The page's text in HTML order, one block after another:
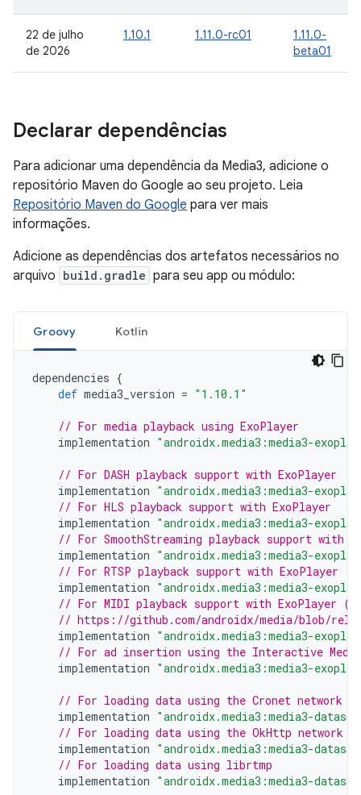
22 de julho
de 2026
1.10.1 1.11.0-rc01
1.11.0-
beta01
Declarar dependências
Para adicionar uma dependência da Media3, adicione o
repositório Maven do Google ao seu projeto. Leia
Repositório Maven do Google para ver mais
informações.
Adicione as dependências dos artefatos necessários no
arquivo build.gradle para seu app ou módulo:
Groovy Kotlin
dependencies {
def media3_version = "1.10.1"
// For media playback using ExoPlayer
implementation "androidx.media3:media3-
// For DASH playback support with ExoPlayer
implementation "androidx.media3:media3-
// For HLS playback support with ExoPlayer
implementation "androidx.media3:media3-
// For SmoothStreaming playback support with
implementation "androidx.media3:media3-
// For RTSP playback support with ExoPlayer
implementation "androidx.media3:media3-
// For MIDI playback support with ExoPlayer
// https://github.com/androidx/media/blob/
implementation "androidx.media3:media3-
// For ad insertion using the Interactive Media
implementation "androidx.media3:media3-
// For loading data using the Cronet network
implementation "androidx.media3:media3-
// For loading data using the OkHttp network
implementation "androidx.media3:media3-
// For loading data using librtmp
implementation "androidx.media3:media3-